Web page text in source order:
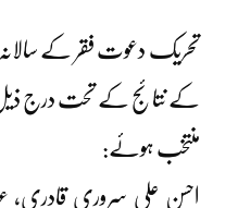
کے نتائج کے تحت درج
منتخب ہوئے:
احسن علی سروری قادری،